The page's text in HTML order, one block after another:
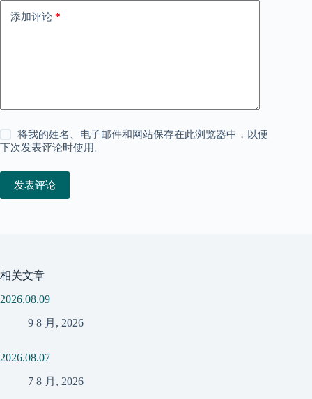
添加评论 *
将我的姓名、电子邮件和网站保存在此浏览器中，以便
下次发表评论时使用。
发表评论
相关文章
2026.08.09
9 8 月, 2026
2026.08.07
7 8 月, 2026